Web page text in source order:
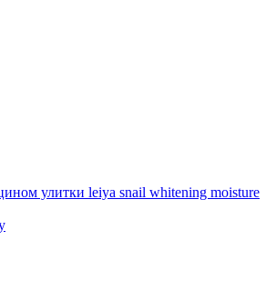
улитки leiya snail whitening moisture